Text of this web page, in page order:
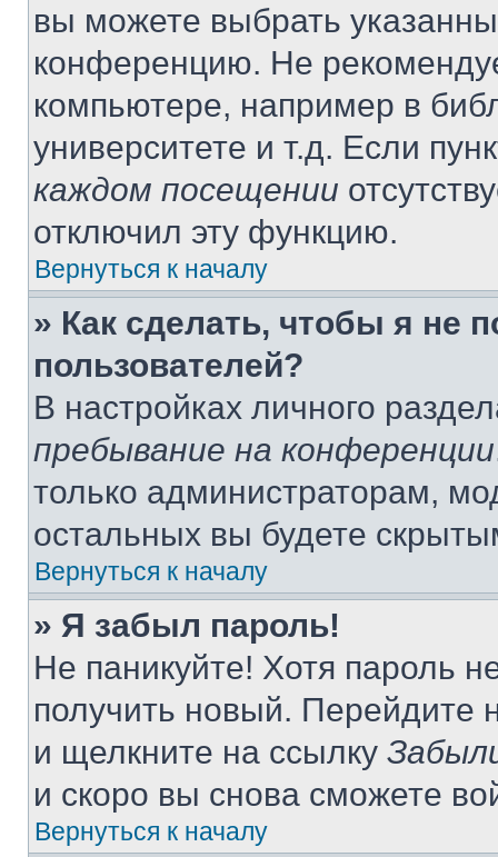
вы можете выбрать
конференцию. Не
компьютере, например в
университете и т.д. Если
каждом посещении
отключил эту функцию.
Вернуться к началу
» Как сделать, чтобы я не
пользователей?
В настройках личного
пребывание на конференции
только администраторам,
остальных вы будете
Вернуться к началу
» Я забыл пароль!
Не паникуйте! Хотя пароль
получить новый. Перейдите
и щелкните на ссылку
и скоро вы снова сможете
Вернуться к началу